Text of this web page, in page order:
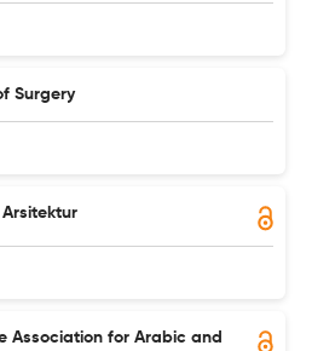
Surgery
Association for Arabic and